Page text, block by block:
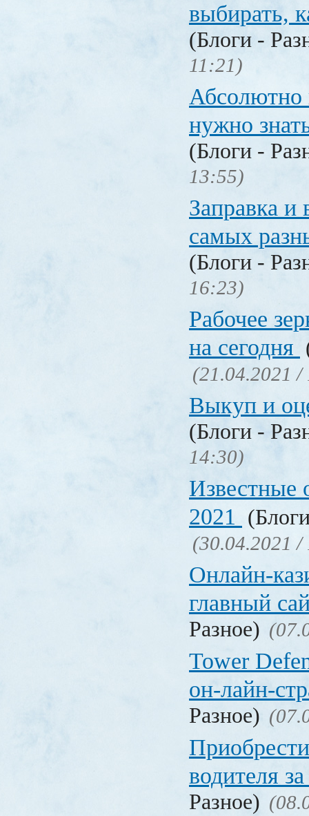
выбирать,
(Блоги -
11:21)
Абсолютно
нужно
(Блоги -
13:55)
Заправка и
самых
(Блоги -
16:23)
Рабочее
на сегодня
(21.04.2021 /
Выкуп и
(Блоги -
14:30)
Известные
2021
(30.04.2021 /
Онлайн-
главный
Разное)
Tower
он-лайн-
Разное)
водителя
Разное)